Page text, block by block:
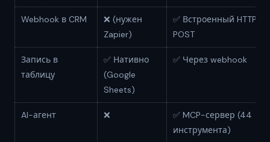
Webhook в CRM
❌ (нужен
Zapier)
✅ Встроенный HTTP
POST
Запись в
таблицу
✅ Нативно
(Google
Sheets)
✅ Через webhook
AI-агент ❌
✅ MCP-сервер (44
инструмента)